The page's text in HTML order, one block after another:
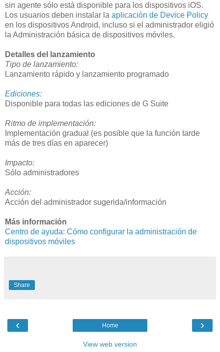
sin agente sólo está disponible para los dispositivos iOS.
Los usuarios deben instalar la aplicación de Device Policy
en los dispositivos Android, incluso si el administrador eligió
la Administración básica de dispositivos móviles.
Detalles del lanzamiento
Tipo de lanzamiento:
Lanzamiento rápido y lanzamiento programado
Ediciones:
Disponible para todas las ediciones de G Suite
Ritmo de implementación:
Implementación gradual (es posible que la función tarde
más de tres días en aparecer)
Impacto:
Sólo administradores
Acción:
Acción del administrador sugerida/información
Más información
Centro de ayuda: Cómo configurar la administración de
dispositivos móviles
Share
‹ ›
Home
View web version